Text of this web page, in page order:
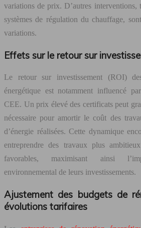
variations de prix. D’autres interventions,
systèmes de régulation du chauffage,
variations.
Effets sur le retour sur
Le retour sur investissement (ROI)
énergétique est notamment influencé
CEE. Un prix élevé des certificats peut
nécessaire pour amortir le coût des
d’énergie réalisées. Cette dynamique
entreprendre des travaux plus
favorables, maximisant ainsi
environnemental de leurs investissements.
Ajustement des budgets de
évolutions tarifaires